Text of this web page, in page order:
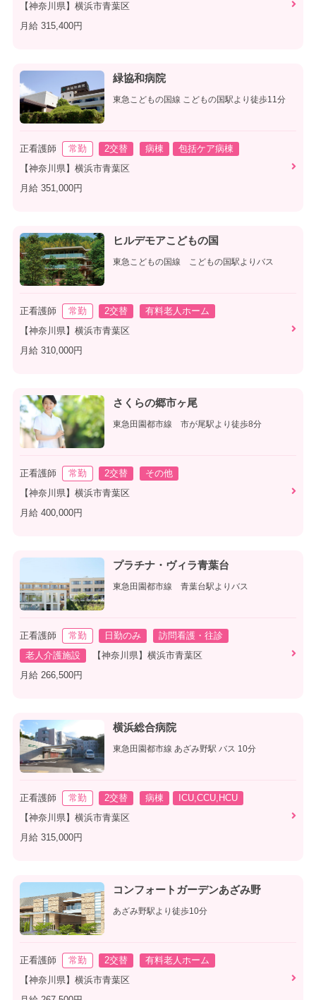
【神奈川県】横浜市青葉区
月給 315,400円
緑協和病院
東急こどもの国線 こどもの国駅より徒歩11分
正看護師 常勤 2交替 病棟
包括ケア病棟
【神奈川県】横浜市青葉区
月給 351,000円
ヒルデモアこどもの国
東急こどもの国線 こどもの国駅よりバス
正看護師 常勤 2交替
有料老人ホーム
【神奈川県】横浜市青葉区
月給 310,000円
さくらの郷市ヶ尾
東急田園都市線 市が尾駅より徒歩8分
正看護師 常勤 2交替
その他
【神奈川県】横浜市青葉区
月給 400,000円
プラチナ・ヴィラ青葉台
東急田園都市線 青葉台駅よりバス
正看護師 常勤 日勤のみ
訪問看護・往診
老人介護施設
【神奈川県】横浜市青葉区
月給 266,500円
横浜総合病院
東急田園都市線 あざみ野駅 バス 10分
正看護師 常勤 2交替 病棟
ICU,CCU,HCU
【神奈川県】横浜市青葉区
月給 315,000円
コンフォートガーデンあざみ野
あざみ野駅より徒歩10分
正看護師 常勤 2交替
有料老人ホーム
【神奈川県】横浜市青葉区